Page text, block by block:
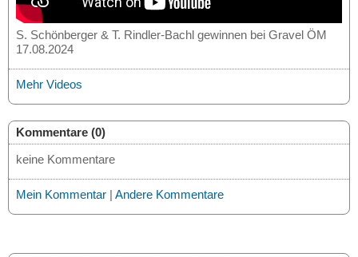
S. Schönberger & T. Rindler-Bachl gewinnen bei Gravel ÖM
17.08.2024
Mehr Videos
Kommentare (0)
keine Kommentare
Mein Kommentar | Andere Kommentare